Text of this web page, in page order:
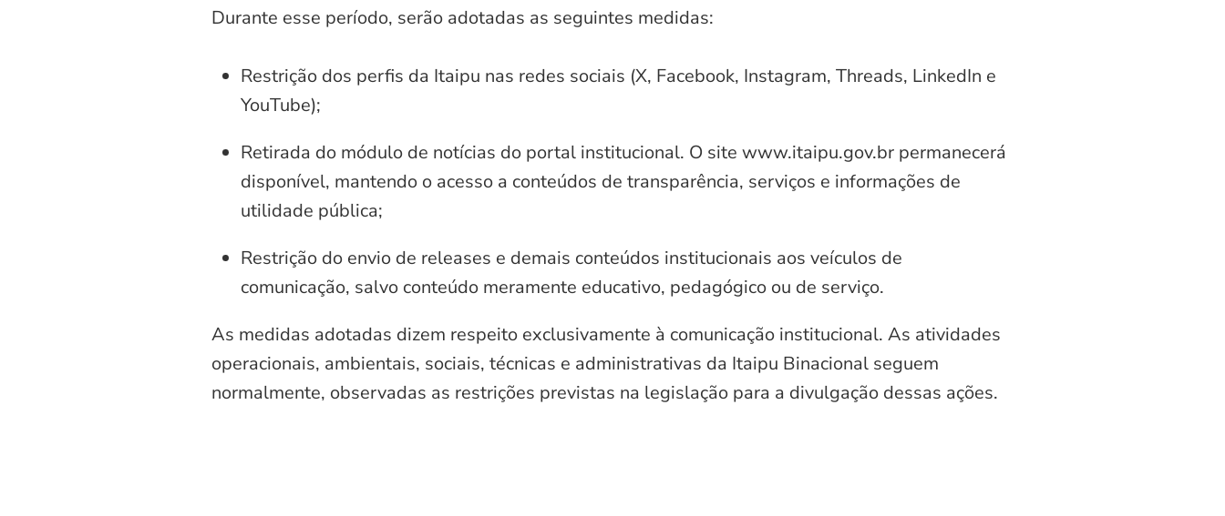
Durante esse período, serão adotadas as seguintes medidas:
Restrição dos perfis da Itaipu nas redes sociais (X, Facebook, Instagram, Threads, LinkedIn e
YouTube);
Retirada do módulo de notícias do portal institucional. O site www.itaipu.gov.br permanecerá
disponível, mantendo o acesso a conteúdos de transparência, serviços e informações de
utilidade pública;
Restrição do envio de releases e demais conteúdos institucionais aos veículos de
comunicação, salvo conteúdo meramente educativo, pedagógico ou de serviço.
As medidas adotadas dizem respeito exclusivamente à comunicação institucional. As atividades
operacionais, ambientais, sociais, técnicas e administrativas da Itaipu Binacional seguem
normalmente, observadas as restrições previstas na legislação para a divulgação dessas ações.